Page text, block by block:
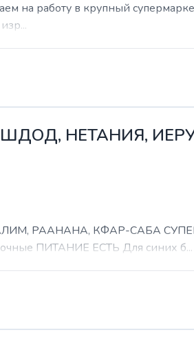
на работу в крупный
НЕТАНИЯ,
РААНАНА, КФАР-САБА
ПИТАНИЕ ЕСТЬ Для синих б...